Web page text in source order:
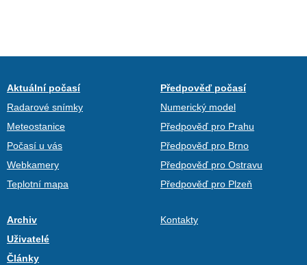
Aktuální počasí
Radarové snímky
Meteostanice
Počasí u vás
Webkamery
Teplotní mapa
Předpověď počasí
Numerický model
Předpověď pro Prahu
Předpověď pro Brno
Předpověď pro Ostravu
Předpověď pro Plzeň
Archiv
Uživatelé
Články
Kontakty